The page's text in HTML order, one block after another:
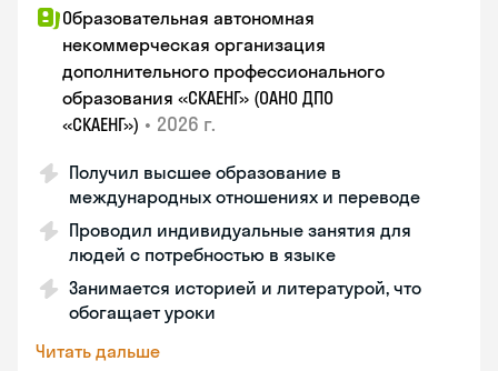
Образовательная автономная
некоммерческая организация
дополнительного профессионального
образования «СКАЕНГ» (ОАНО ДПО
«СКАЕНГ») • 2026 г.
Получил высшее образование в
международных отношениях и переводе
Проводил индивидуальные занятия для
людей с потребностью в языке
Занимается историей и литературой, что
обогащает уроки
Читать дальше